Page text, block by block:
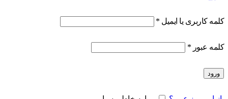
کلمه کاربری یا ایمیل *
کلمه عبور *
ورود